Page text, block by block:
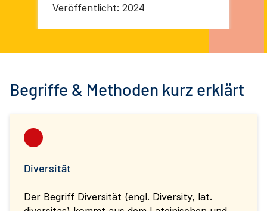
Veröffentlicht: 2024
Begriffe & Methoden kurz erklärt
Diversität
Der Begriff Diversität (engl. Diversity, lat.